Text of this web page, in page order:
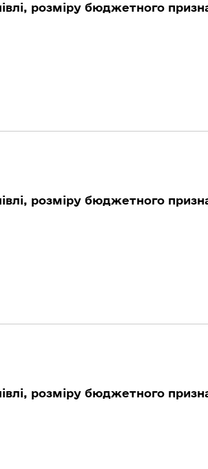
розміру бюджетного
розміру бюджетного
розміру бюджетного